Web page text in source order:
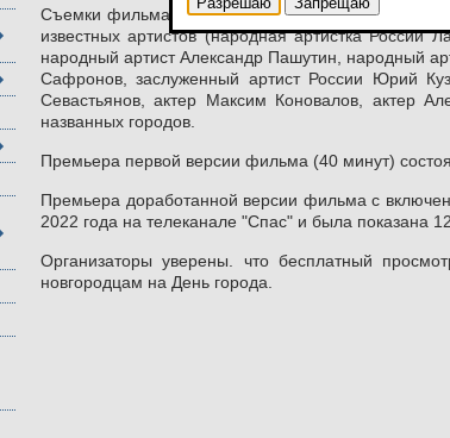
Съемки фильма проходили как за рубежом
известных артистов (народная артистка
народный артист Александр Пашутин, народный
Сафронов, заслуженный артист России Юрий
Севастьянов, актер Максим Коновалов, актер
названных городов.
Премьера первой версии фильма (40 минут)
Премьера доработанной версии фильма с
2022 года на телеканале "Спас" и была показана
Организаторы уверены. что бесплатный
новгородцам на День города.